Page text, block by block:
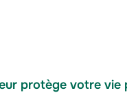
protège votre vie